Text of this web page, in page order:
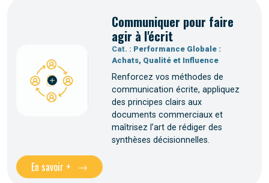
Communiquer pour faire
agir à l'écrit
Cat. : Performance Globale :
Achats, Qualité et Influence
Renforcez vos méthodes de
communication écrite, appliquez
des principes clairs aux
documents commerciaux et
maîtrisez l’art de rédiger des
synthèses décisionnelles.
En savoir +